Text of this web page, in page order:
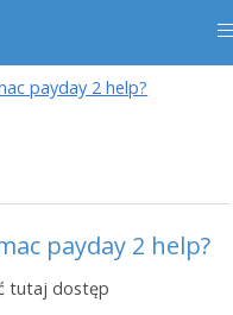
payday 2 help?
payday 2 help?
tutaj dostęp